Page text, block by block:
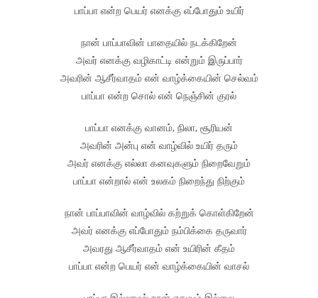
பாப்பா என்ற பெயர் எனக்கு எப்போதும் உயிர்
நான் பாப்பாவின் பாதையில் நடக்கிறேன்
அவர் எனக்கு வழிகாட்டி என்றும் இருப்பார்
அவரின் ஆசீர்வாதம் என் வாழ்க்கையின் செல்வம்
பாப்பா என்ற சொல் என் நெஞ்சின் குரல்
பாப்பா எனக்கு வானம், நிலா, சூரியன்
அவரின் அன்பு என் வாழ்வில் உயிர் தரும்
அவர் எனக்கு எல்லா கனவுகளும் நிறைவேறும்
பாப்பா என்றால் என் உலகம் நிறைந்து நிற்கும்
நான் பாப்பாவின் வாழ்வில் கற்றுக் கொள்கிறேன்
அவர் எனக்கு எப்போதும் நம்பிக்கை தருவார்
அவரது ஆசீர்வாதம் என் உயிரின் கீதம்
பாப்பா என்ற பெயர் என் வாழ்க்கையின் வாசல்